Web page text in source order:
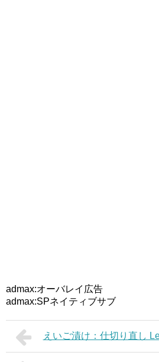
admax:オーバレイ広告
admax:SPネイティブサブ
えいご漬け：仕切り直し